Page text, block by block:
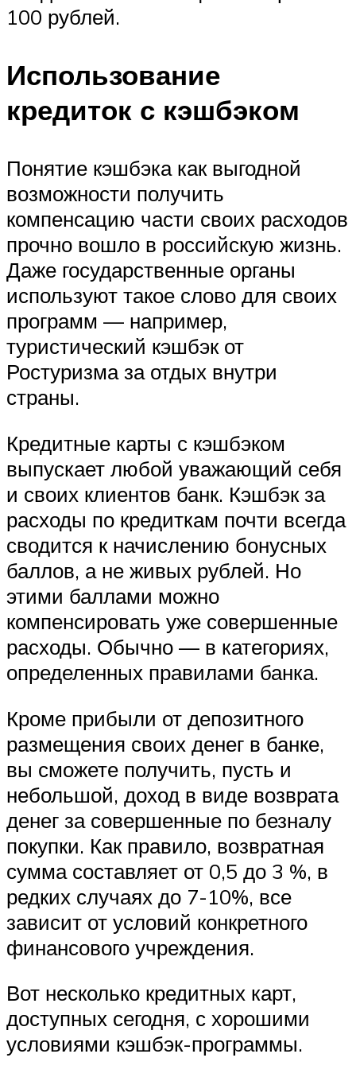
100 рублей.
Использование
кредиток с кэшбэком
Понятие кэшбэка как выгодной
возможности получить
компенсацию части своих расходов
прочно вошло в российскую жизнь.
Даже государственные органы
используют такое слово для своих
программ — например,
туристический кэшбэк от
Ростуризма за отдых внутри
страны.
Кредитные карты с кэшбэком
выпускает любой уважающий себя
и своих клиентов банк. Кэшбэк за
расходы по кредиткам почти всегда
сводится к начислению бонусных
баллов, а не живых рублей. Но
этими баллами можно
компенсировать уже совершенные
расходы. Обычно — в категориях,
определенных правилами банка.
Кроме прибыли от депозитного
размещения своих денег в банке,
вы сможете получить, пусть и
небольшой, доход в виде возврата
денег за совершенные по безналу
покупки. Как правило, возвратная
сумма составляет от 0,5 до 3 %, в
редких случаях до 7-10%, все
зависит от условий конкретного
финансового учреждения.
Вот несколько кредитных карт,
доступных сегодня, с хорошими
условиями кэшбэк-программы.